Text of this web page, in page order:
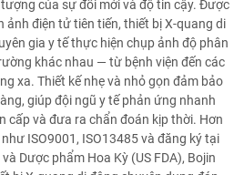
của sự đổi mới và độ tin cậy. Được
ảnh điện tử tiên tiến, thiết bị X-quang di
gia y tế thực hiện chụp ảnh độ phân
khác nhau — từ bệnh viện đến các
xa. Thiết kế nhẹ và nhỏ gọn đảm bảo
giúp đội ngũ y tế phản ứng nhanh
cấp và đưa ra chẩn đoán kịp thời. Hơn
ISO9001, ISO13485 và đăng ký tại
Dược phẩm Hoa Kỳ (US FDA), Bojin